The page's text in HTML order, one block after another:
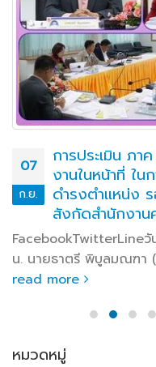
07
ก.ย.
การประเมิน ภา
งานในหน้าที่ ใ
ดำรงตำแหน่ง
สังกัดสำนักงาน
FacebookTwitterLine
น. นายธาตรี พิบูลมณฑา
read more
หมวดหมู่